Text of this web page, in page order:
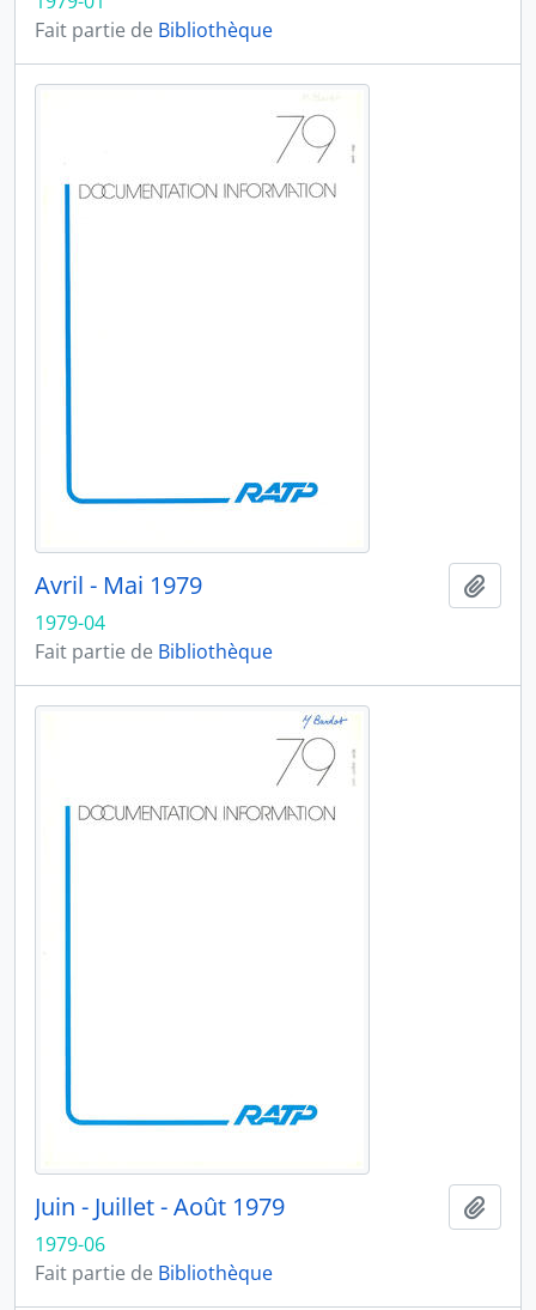
Fait partie de Bibliothèque
Avril - Mai 1979
1979-04
Fait partie de Bibliothèque
Juin - Juillet - Août 1979
1979-06
Fait partie de Bibliothèque